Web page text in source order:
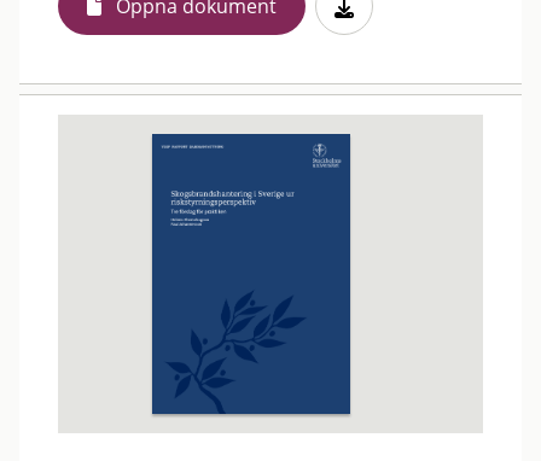
Öppna dokument